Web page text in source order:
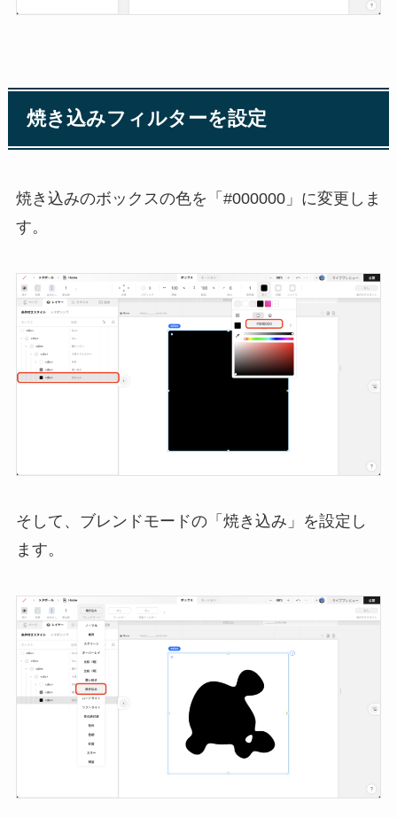
焼き込みフィルターを設定
焼き込みのボックスの色を「#000000」に変更しま
す。
そして、ブレンドモードの「焼き込み」を設定し
ます。